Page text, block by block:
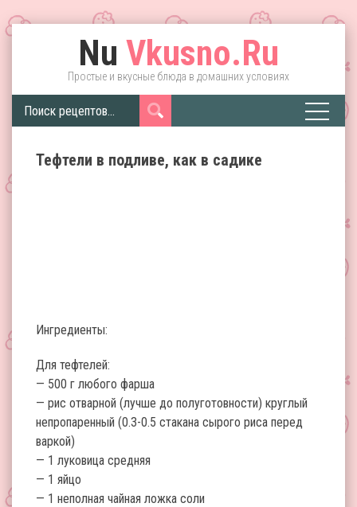
Nu Vkusno.Ru
Простые и вкусные блюда в домашних условиях
Тефтели в подливе, как в садике
Ингредиенты:
Для тефтелей:
— 500 г любого фарша
— рис отварной (лучше до полуготовности) круглый
непропаренный (0.3-0.5 стакана сырого риса перед
варкой)
— 1 луковица средняя
— 1 яйцо
— 1 неполная чайная ложка соли